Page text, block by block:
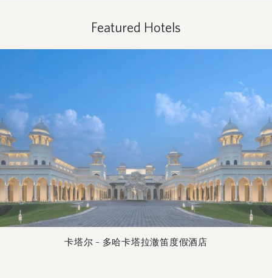
Featured Hotels
卡塔尔 – 多哈卡塔拉澈笛度假酒店